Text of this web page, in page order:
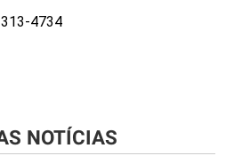
4734
NOTÍCIAS